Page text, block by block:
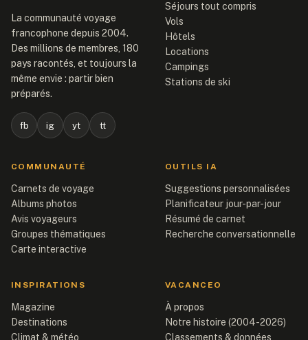
La communauté voyage
francophone depuis 2004.
Des millions de membres, 180
pays racontés, et toujours la
même envie : partir bien
préparés.
fb ig yt tt
Séjours tout compris
Vols
Hôtels
Locations
Campings
Stations de ski
COMMUNAUTÉ
Carnets de voyage
Albums photos
Avis voyageurs
Groupes thématiques
Carte interactive
OUTILS IA
Suggestions personnalisées
Planificateur jour-par-jour
Résumé de carnet
Recherche conversationnelle
INSPIRATIONS
Magazine
Destinations
Climat & météo
VACANCEO
À propos
Notre histoire (2004-2026)
Classements & données